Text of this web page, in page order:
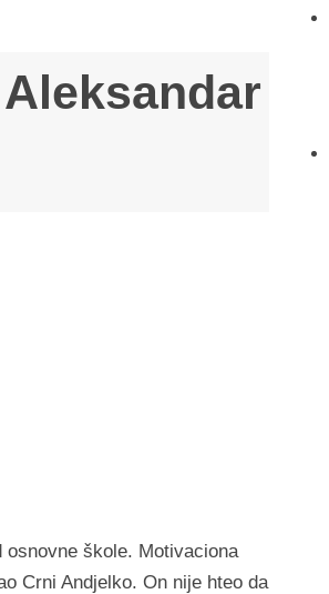
škole. Motivaciona
Crni Andjelko. On nije hteo da